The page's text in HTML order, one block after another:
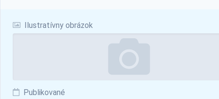
Ilustratívny obrázok
Publikované